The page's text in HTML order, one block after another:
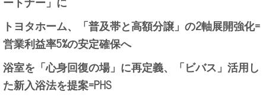
トヨタホーム、「普及帯と高額分譲」の2軸展開強化=
営業利益率5%の安定確保へ
浴室を「心身回復の場」に再定義、「ビバス」活用し
た新入浴法を提案=PHS